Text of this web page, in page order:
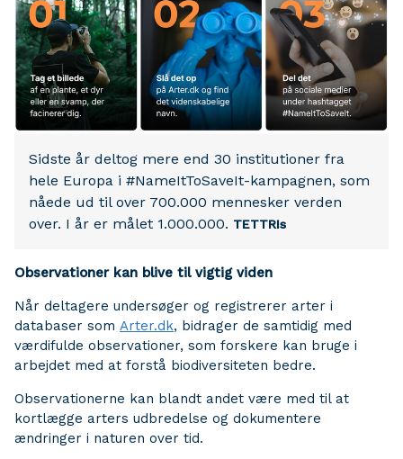
Sidste år deltog mere end 30 institutioner fra
hele Europa i #NameItToSaveIt-kampagnen, som
nåede ud til over 700.000 mennesker verden
over. I år er målet 1.000.000. TETTRIs
Observationer kan blive til vigtig viden
Når deltagere undersøger og registrerer arter i
databaser som Arter.dk, bidrager de samtidig med
værdifulde observationer, som forskere kan bruge i
arbejdet med at forstå biodiversiteten bedre.
Observationerne kan blandt andet være med til at
kortlægge arters udbredelse og dokumentere
ændringer i naturen over tid.